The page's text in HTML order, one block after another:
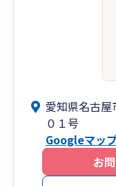
愛知県名古屋
０１号
Googleマッ
お